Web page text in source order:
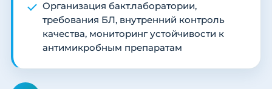
Организация бакт.лаборатории,
требования БЛ, внутренний контроль
качества, мониторинг устойчивости к
антимикробным препаратам